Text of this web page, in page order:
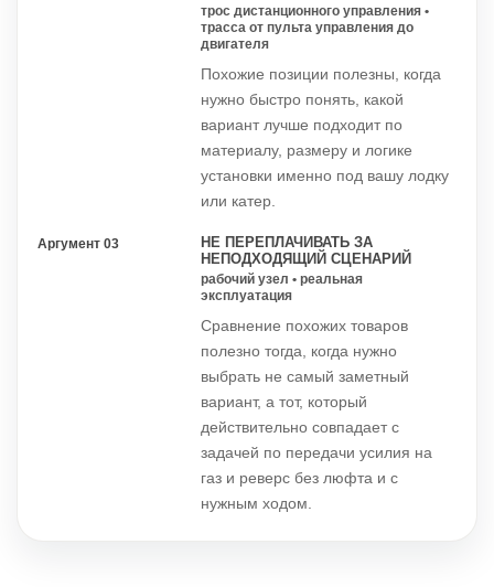
трос дистанционного управления •
трасса от пульта управления до
двигателя
Похожие позиции полезны, когда
нужно быстро понять, какой
вариант лучше подходит по
материалу, размеру и логике
установки именно под вашу лодку
или катер.
Аргумент 03
НЕ ПЕРЕПЛАЧИВАТЬ ЗА
НЕПОДХОДЯЩИЙ СЦЕНАРИЙ
рабочий узел • реальная
эксплуатация
Сравнение похожих товаров
полезно тогда, когда нужно
выбрать не самый заметный
вариант, а тот, который
действительно совпадает с
задачей по передачи усилия на
газ и реверс без люфта и с
нужным ходом.